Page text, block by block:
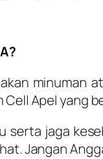
minuman
Cell Apel yang
serta jaga
Jangan